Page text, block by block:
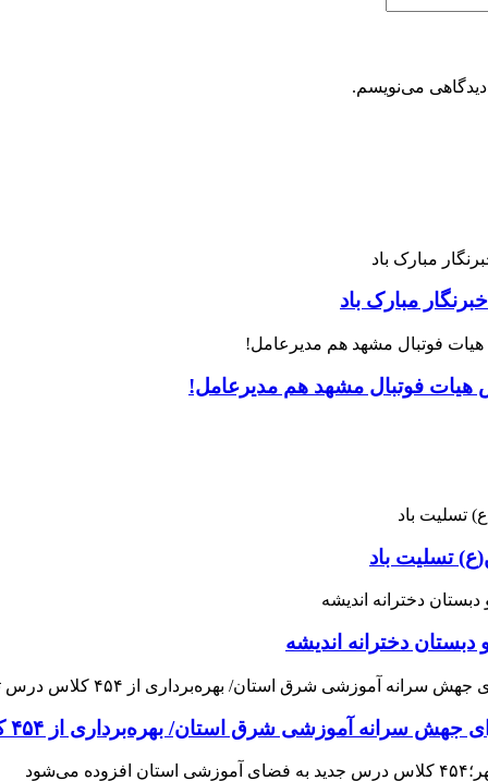
دیدگاهی می‌نویسم.
مبارک باد
هیات فوتبال مشهد هم مدیرعامل!
تسلیت باد
دخترانه اندیشه
شرق استان/ بهره‌برداری از ۴۵۴ کلاس درس تا مهرماه